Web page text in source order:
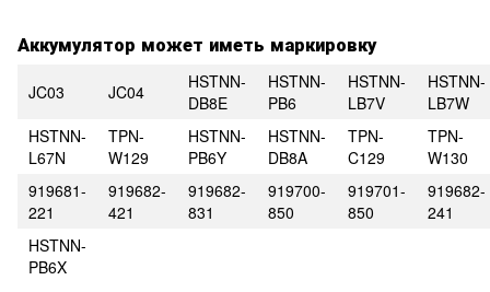
Аккумулятор может иметь маркировку
JC03 JC04
HSTNN-
DB8E
HSTNN-
PB6
HSTNN-
LB7V
HSTNN-
LB7W
HSTNN-
L67N
TPN-
W129
HSTNN-
PB6Y
HSTNN-
DB8A
TPN-
C129
TPN-
W130
919681-
221
919682-
421
919682-
831
919700-
850
919701-
850
919682-
241
HSTNN-
PB6X